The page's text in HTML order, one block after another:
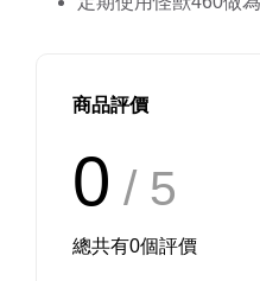
商品評價
0 / 5
總共有0個評價